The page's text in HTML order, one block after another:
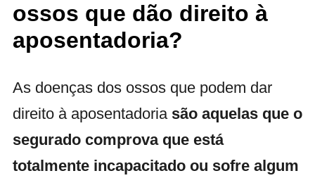
ossos que dão direito à
aposentadoria?
As doenças dos ossos que podem dar
direito à aposentadoria são aquelas que o
segurado comprova que está
totalmente incapacitado ou sofre algum